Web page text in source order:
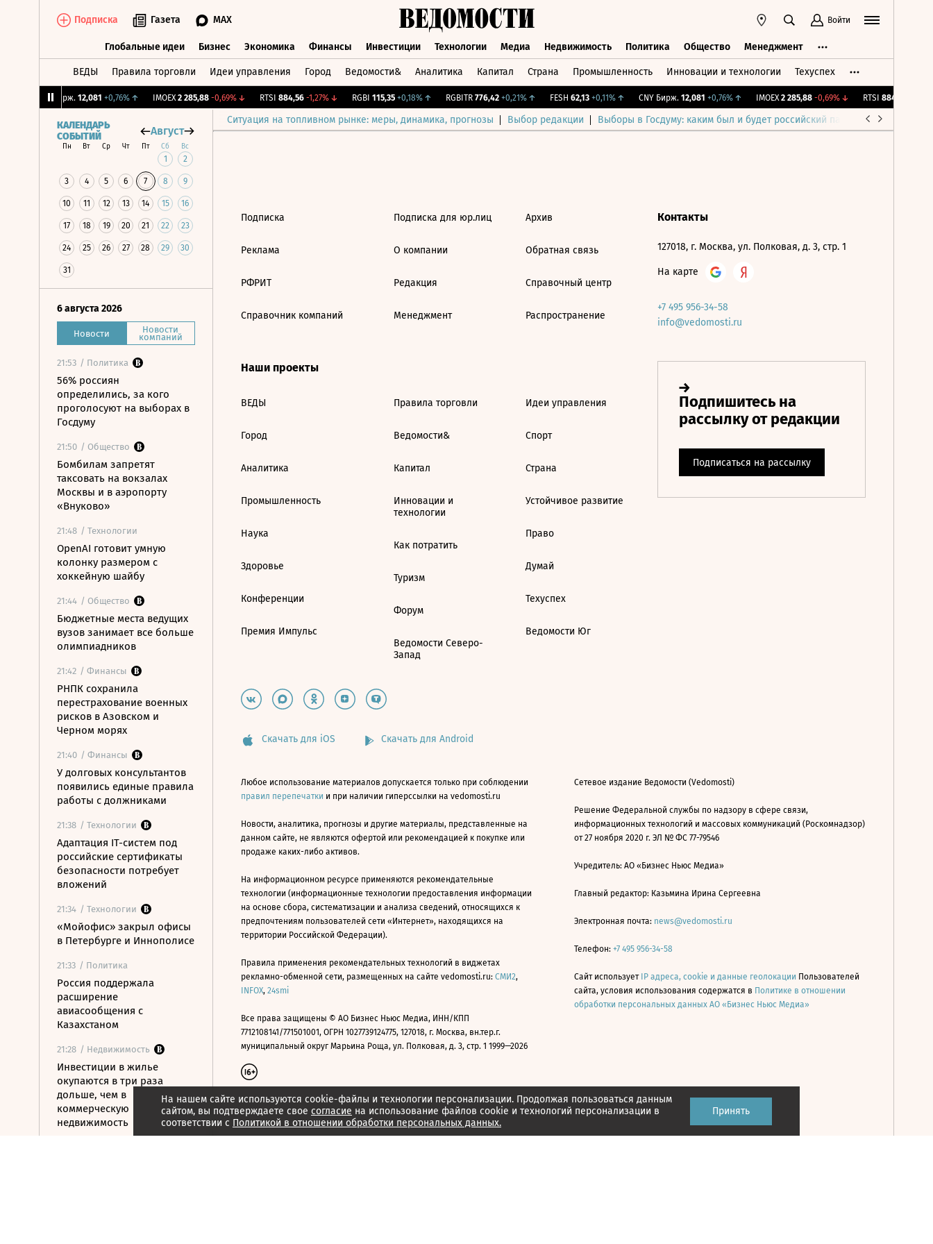
Подписка Газета MAX Войти
Глобальные идеи Бизнес Экономика Финансы Инвестиции Технологии Медиа Недвижимость Политика Общество Менеджмент
ВЕДЫ Правила торговли Идеи управления Город Ведомости& Аналитика Капитал Страна Промышленность Инновации и технологии Техуспех
CNY Бирж. 12,081 +0,76%↑ IMOEX 2 285,88 -0,69%↓ RTSI 884,56 -1,27%↓ RGBI 115,35 +0,18%↑ RGBITR 776,42 +0,21%↑ FESH 62,13 +0,11%↑ CNY Бирж. 12,081 +0,76%↑ IMOEX 2 285,88 -0,69%↓ RTSI 884,56
Ситуация на топливном рынке: меры, динамика, прогнозы Выбор редакции Выборы в Госдуму: каким был и будет российский парламент
КАЛЕНДАРЬ
СОБЫТИЙ
Август
Пн Вт Ср Чт Пт Сб Вс
1 2
3 4 5 6 7 8 9
10 11 12 13 14 15 16
17 18 19 20 21 22 23
24 25 26 27 28 29 30
31
6 августа 2026
Новости Новости
компаний
21:53 / Политика
56% россиян
определились, за кого
проголосуют на выборах в
Госдуму
21:50 / Общество
Бомбилам запретят
таксовать на вокзалах
Москвы и в аэропорту
«Внуково»
21:48 / Технологии
OpenAI готовит умную
колонку размером с
хоккейную шайбу
21:44 / Общество
Бюджетные места ведущих
вузов занимает все больше
олимпиадников
21:42 / Финансы
РНПК сохранила
перестрахование военных
рисков в Азовском и
Черном морях
21:40 / Финансы
У долговых консультантов
появились единые правила
работы с должниками
21:38 / Технологии
Адаптация IT-систем под
российские сертификаты
безопасности потребует
вложений
21:34 / Технологии
«Мойофис» закрыл офисы
в Петербурге и Иннополисе
21:33 / Политика
Россия поддержала
расширение
авиасообщения с
Казахстаном
21:28 / Недвижимость
Инвестиции в жилье
окупаются в три раза
дольше, чем в
коммерческую
недвижимость
На нашем сайте используются cookie-файлы и технологии персонализации. Продолжая пользоваться данным
сайтом, вы подтверждаете свое согласие на использование файлов cookie и технологий персонализации в
соответствии с Политикой в отношении обработки персональных данных.
Принять
Подписка
Реклама
РФРИТ
Справочник компаний
Подписка для юр.лиц
О компании
Редакция
Менеджмент
Архив
Обратная связь
Справочный центр
Распространение
Наши проекты
ВЕДЫ
Город
Аналитика
Промышленность
Наука
Здоровье
Конференции
Премия Импульс
Правила торговли
Ведомости&
Капитал
Инновации и
технологии
Как потратить
Туризм
Форум
Ведомости Северо-
Запад
Идеи управления
Спорт
Страна
Устойчивое развитие
Право
Думай
Техуспех
Ведомости Юг
Контакты
127018, г. Москва, ул. Полковая, д. 3, стр. 1
На карте
+7 495 956-34-58
info@vedomosti.ru
Скачать для iOS Скачать для Android
Любое использование материалов допускается только при соблюдении
правил перепечатки и при наличии гиперссылки на vedomosti.ru
Новости, аналитика, прогнозы и другие материалы, представленные на
данном сайте, не являются офертой или рекомендацией к покупке или
продаже каких-либо активов.
На информационном ресурсе применяются рекомендательные
технологии (информационные технологии предоставления информации
на основе сбора, систематизации и анализа сведений, относящихся к
предпочтениям пользователей сети «Интернет», находящихся на
территории Российской Федерации).
Правила применения рекомендательных технологий в виджетах
рекламно-обменной сети, размещенных на сайте vedomosti.ru: СМИ2,
INFOX, 24smi
Все права защищены © АО Бизнес Ньюс Медиа, ИНН/КПП
7712108141/771501001, ОГРН 1027739124775, 127018, г. Москва, вн.тер.г.
муниципальный округ Марьина Роща, ул. Полковая, д. 3, стр. 1 1999—2026
Сетевое издание Ведомости (Vedomosti)
Решение Федеральной службы по надзору в сфере связи,
информационных технологий и массовых коммуникаций (Роскомнадзор)
от 27 ноября 2020 г. ЭЛ № ФС 77-79546
Учредитель: АО «Бизнес Ньюс Медиа»
Главный редактор: Казьмина Ирина Сергеевна
Электронная почта: news@vedomosti.ru
Телефон: +7 495 956-34-58
Сайт использует IP адреса, cookie и данные геолокации Пользователей
сайта, условия использования содержатся в Политике в отношении
обработки персональных данных АО «Бизнес Ньюс Медиа»